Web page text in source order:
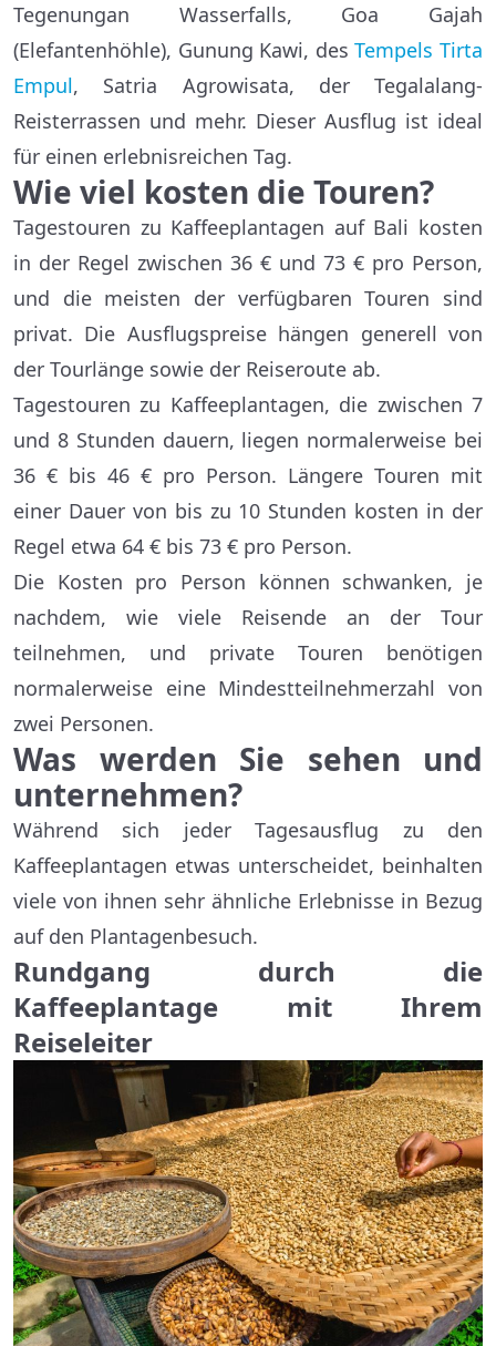
Tegenungan Wasserfalls, Goa Gajah
(Elefantenhöhle), Gunung Kawi, desTempels Tirta
Empul, Satria Agrowisata, der Tegalalang-
Reisterrassen und mehr. Dieser Ausflug ist ideal
für einen erlebnisreichen Tag.
Wie viel kosten die Touren?
Tagestouren zu Kaffeeplantagen auf Bali kosten
in der Regel zwischen 36 € und 73 € pro Person,
und die meisten der verfügbaren Touren sind
privat. Die Ausflugspreise hängen generell von
der Tourlänge sowie der Reiseroute ab.
Tagestouren zu Kaffeeplantagen, die zwischen 7
und 8 Stunden dauern, liegen normalerweise bei
36 € bis 46 € pro Person. Längere Touren mit
einer Dauer von bis zu 10 Stunden kosten in der
Regel etwa 64 € bis 73 € pro Person.
Die Kosten pro Person können schwanken, je
nachdem, wie viele Reisende an der Tour
teilnehmen, und private Touren benötigen
normalerweise eine Mindestteilnehmerzahl von
zwei Personen.
Was werden Sie sehen und
unternehmen?
Während sich jeder Tagesausflug zu den
Kaffeeplantagen etwas unterscheidet, beinhalten
viele von ihnen sehr ähnliche Erlebnisse in Bezug
auf den Plantagenbesuch.
Rundgang durch die
Kaffeeplantage mit Ihrem
Reiseleiter